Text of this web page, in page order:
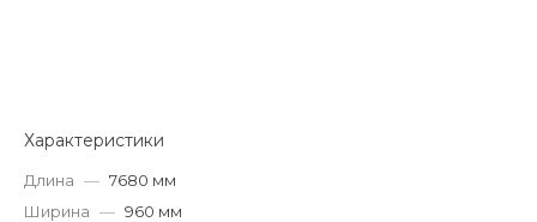
Характеристики
Длина — 7680 мм
Ширина — 960 мм